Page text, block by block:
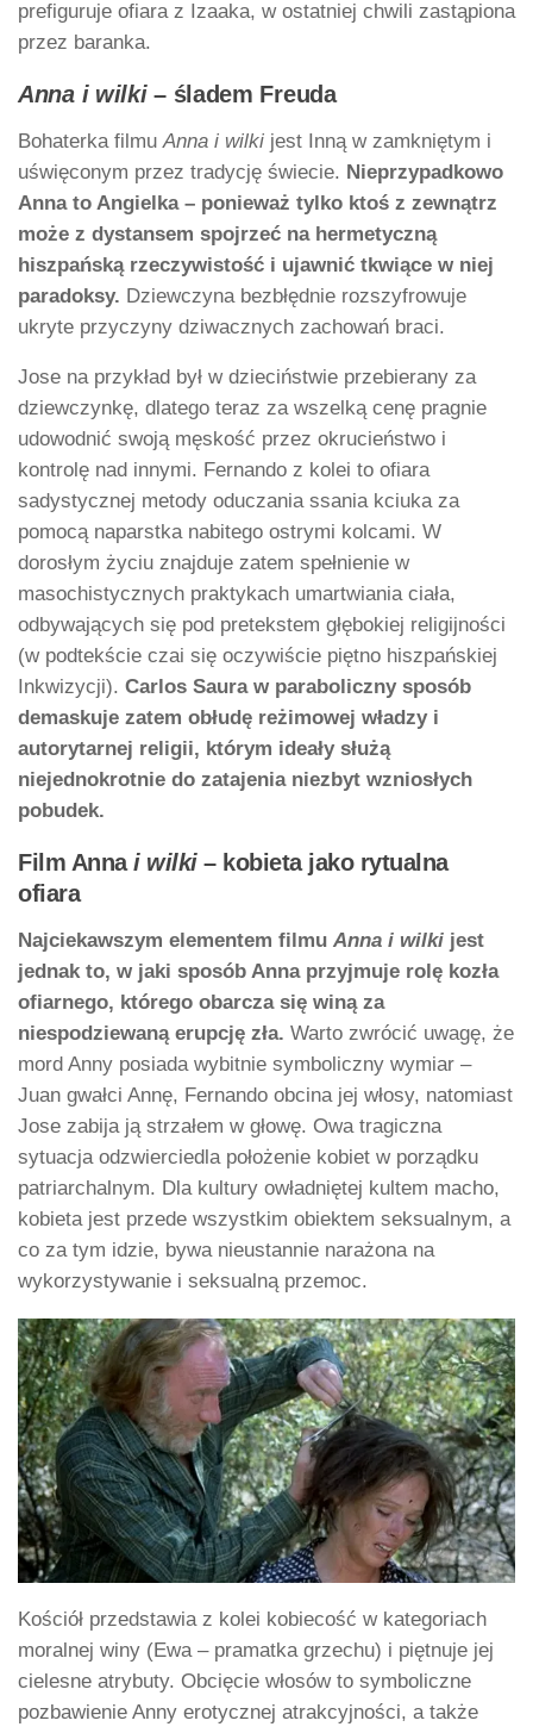
prefiguruje ofiara z Izaaka, w ostatniej chwili zastąpiona
przez baranka.
Anna i wilki– śladem Freuda
Bohaterka filmu Anna i wilki jest Inną w zamkniętym i
uświęconym przez tradycję świecie. Nieprzypadkowo
Anna to Angielka – ponieważ tylko ktoś z zewnątrz
może z dystansem spojrzeć na hermetyczną
hiszpańską rzeczywistość i ujawnić tkwiące w niej
paradoksy. Dziewczyna bezbłędnie rozszyfrowuje
ukryte przyczyny dziwacznych zachowań braci.
Jose na przykład był w dzieciństwie przebierany za
dziewczynkę, dlatego teraz za wszelką cenę pragnie
udowodnić swoją męskość przez okrucieństwo i
kontrolę nad innymi. Fernando z kolei to ofiara
sadystycznej metody oduczania ssania kciuka za
pomocą naparstka nabitego ostrymi kolcami. W
dorosłym życiu znajduje zatem spełnienie w
masochistycznych praktykach umartwiania ciała,
odbywających się pod pretekstem głębokiej religijności
(w podtekście czai się oczywiście piętno hiszpańskiej
Inkwizycji). Carlos Saura w paraboliczny sposób
demaskuje zatem obłudę reżimowej władzy i
autorytarnej religii, którym ideały służą
niejednokrotnie do zatajenia niezbyt wzniosłych
pobudek.
Film Annai wilki– kobieta jako rytualna
ofiara
Najciekawszym elementem filmu Anna i wilki jest
jednak to, w jaki sposób Anna przyjmuje rolę kozła
ofiarnego, którego obarcza się winą za
niespodziewaną erupcję zła. Warto zwrócić uwagę, że
mord Anny posiada wybitnie symboliczny wymiar –
Juan gwałci Annę, Fernando obcina jej włosy, natomiast
Jose zabija ją strzałem w głowę. Owa tragiczna
sytuacja odzwierciedla położenie kobiet w porządku
patriarchalnym. Dla kultury owładniętej kultem macho,
kobieta jest przede wszystkim obiektem seksualnym, a
co za tym idzie, bywa nieustannie narażona na
wykorzystywanie i seksualną przemoc.
Kościół przedstawia z kolei kobiecość w kategoriach
moralnej winy (Ewa – pramatka grzechu) i piętnuje jej
cielesne atrybuty. Obcięcie włosów to symboliczne
pozbawienie Anny erotycznej atrakcyjności, a także